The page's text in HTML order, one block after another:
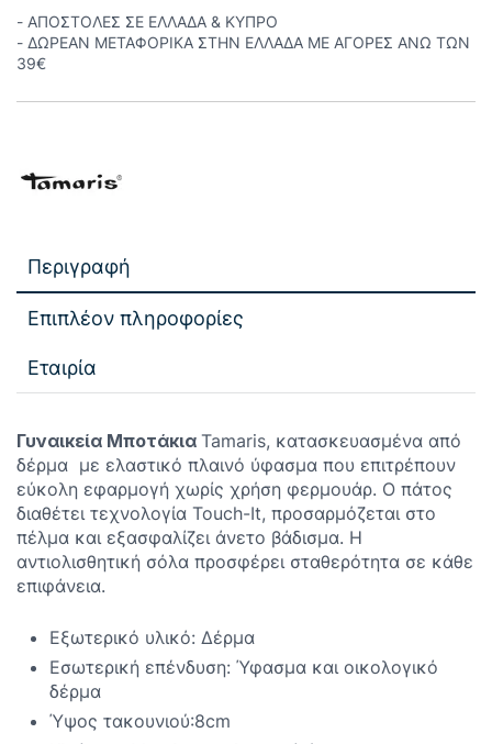
- ΑΠΟΣΤΟΛΕΣ ΣΕ ΕΛΛΑΔΑ & ΚΥΠΡΟ
- ΔΩΡΕΑΝ ΜΕΤΑΦΟΡΙΚΑ ΣΤΗΝ ΕΛΛΑΔΑ ΜΕ ΑΓΟΡΕΣ ΑΝΩ ΤΩΝ
39€
Περιγραφή
Επιπλέον πληροφορίες
Εταιρία
Γυναικεία Μποτάκια Tamaris, κατασκευασμένα από
δέρμα με ελαστικό πλαινό ύφασμα που επιτρέπουν
εύκολη εφαρμογή χωρίς χρήση φερμουάρ. Ο πάτος
διαθέτει τεχνολογία Touch-It, προσαρμόζεται στο
πέλμα και εξασφαλίζει άνετο βάδισμα. Η
αντιολισθητική σόλα προσφέρει σταθερότητα σε κάθε
επιφάνεια.
Εξωτερικό υλικό: Δέρμα
Εσωτερική επένδυση: Ύφασμα και οικολογικό
δέρμα
Ύψος τακουνιού:8cm